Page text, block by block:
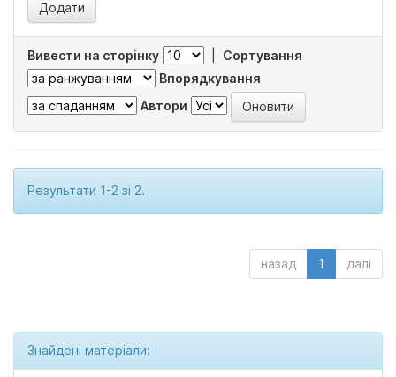
Вивести на сторінку
Сортування
Впорядкування
Автори
Результати 1-2 зі 2.
назад 1 далі
Знайдені матеріали: